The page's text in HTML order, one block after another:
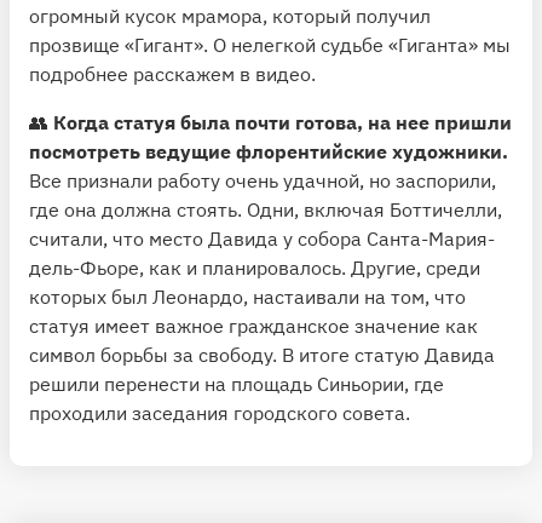
огромный кусок мрамора, который получил
прозвище «Гигант». О нелегкой судьбе «Гиганта» мы
подробнее расскажем в видео.
👥 Когда статуя была почти готова, на нее пришли
посмотреть ведущие флорентийские художники.
Все признали работу очень удачной, но заспорили,
где она должна стоять. Одни, включая Боттичелли,
считали, что место Давида у собора Санта-Мария-
дель-Фьоре, как и планировалось. Другие, среди
которых был Леонардо, настаивали на том, что
статуя имеет важное гражданское значение как
символ борьбы за свободу. В итоге статую Давида
решили перенести на площадь Синьории, где
проходили заседания городского совета.